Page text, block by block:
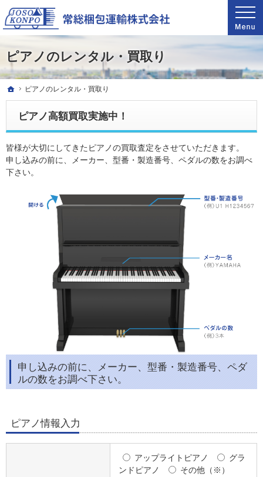
ピアノのレンタル・買取り
関東甲信越自社グループ11拠点で業界最速輸送。ピアノ引越し・運搬・配送なら料金が魅
驚きの料金で圧倒的な支持を得ているピアノ引越し・運搬・配送なら常総梱包運輸
ホーム
ピアノのレンタル・買取り
ピアノ高額買取実施中！
皆様が大切にしてきたピアノの買取査定をさせていただきます。
申し込みの前に、メーカー、型番・製造番号、ペダルの数をお調べ
下さい。
申し込みの前に、メーカー、型番・製造番号、ペダ
ルの数をお調べ下さい。
ピアノ情報入力
アップライトピアノ
グラ
ンドピアノ
その他（※）